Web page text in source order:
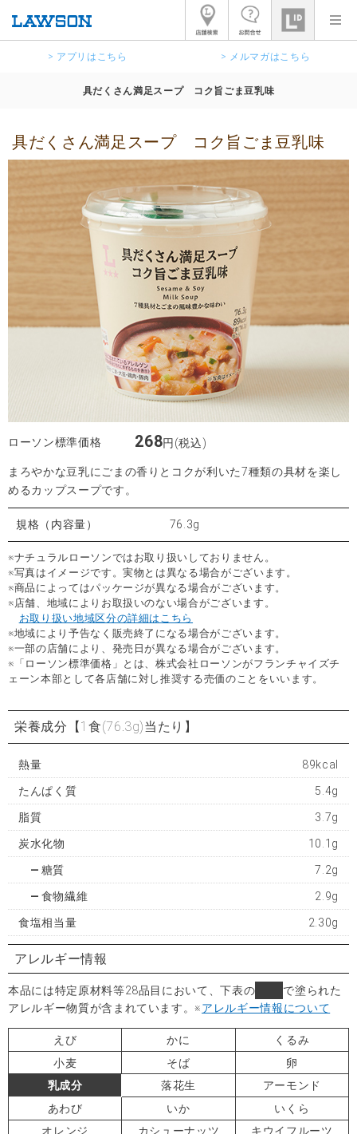
> アプリはこちら > メルマガはこちら
具だくさん満足スープ コク旨ごま豆乳味
具だくさん満足スープ コク旨ごま豆乳味
ローソン標準価格 268円(税込)
まろやかな豆乳にごまの香りとコクが利いた7種類の具材を楽し
めるカップスープです。
規格（内容量） 76.3g
※ナチュラルローソンではお取り扱いしておりません。
※写真はイメージです。実物とは異なる場合がございます。
※商品によってはパッケージが異なる場合がございます。
※店舗、地域によりお取扱いのない場合がございます。
お取り扱い地域区分の詳細はこちら
※地域により予告なく販売終了になる場合がございます。
※一部の店舗により、発売日が異なる場合がございます。
※「ローソン標準価格」とは、株式会社ローソンがフランチャイズチ
ェーン本部として各店舗に対し推奨する売価のことをいいます。
栄養成分 【1食(76.3g)当たり】
熱量 89kcal
たんぱく質 5.4g
脂質 3.7g
炭水化物 10.1g
糖質 7.2g
食物繊維 2.9g
食塩相当量 2.30g
アレルギー情報
本品には特定原材料等28品目において、下表の
で塗られた
アレルギー物質が含まれています。※アレルギー情報について
えび かに
くるみ
小麦
そば
卵
乳成分
落花生
アーモンド
あわび
いか
いくら
オレンジ
カシューナッツ
キウイフルーツ